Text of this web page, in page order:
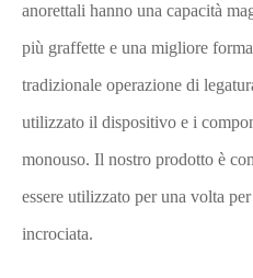
anorettali hanno una capacità
più graffette e una migliore
tradizionale operazione di
utilizzato il dispositivo e i
monouso. Il nostro prodotto è
essere utilizzato per una volta
incrociata.